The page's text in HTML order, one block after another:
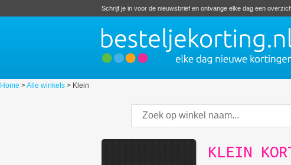
Schrijf je in voor de nieuwsbrief en ontvange elke dag een
Home >Alle winkels > Klein
KLEIN